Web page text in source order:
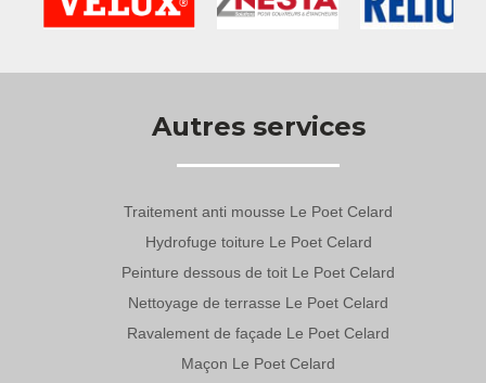
Autres services
Traitement anti mousse Le Poet Celard
Hydrofuge toiture Le Poet Celard
Peinture dessous de toit Le Poet Celard
Nettoyage de terrasse Le Poet Celard
Ravalement de façade Le Poet Celard
Maçon Le Poet Celard